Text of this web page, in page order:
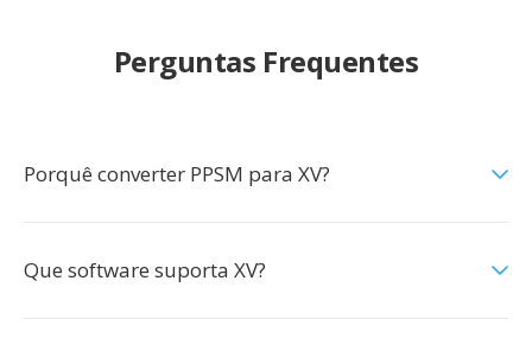
Perguntas Frequentes
Porquê converter PPSM para XV?
Que software suporta XV?